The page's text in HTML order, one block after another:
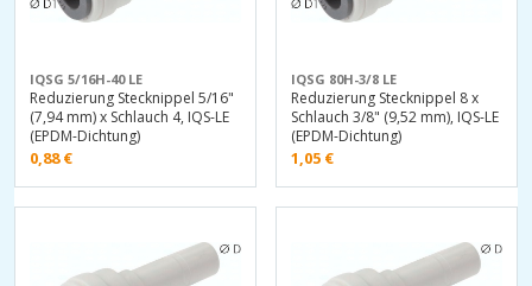
IQSG 5/16H-40 LE
Reduzierung Stecknippel 5/16"
(7,94 mm) x Schlauch 4, IQS-LE
(EPDM-Dichtung)
0,88€
IQSG 80H-3/8 LE
Reduzierung Stecknippel 8 x
Schlauch 3/8" (9,52 mm), IQS-LE
(EPDM-Dichtung)
1,05 €